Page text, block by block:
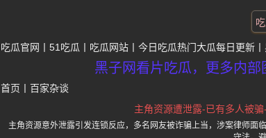
吃瓜官网 51吃瓜 吃瓜网站 今日吃瓜热门大瓜每日更新
黑子网看片吃瓜，更多内
首页 百家杂谈
主角资源遭泄露-已有多人被
主角资源意外泄露引发连锁反应，多名网友被诈骗上当，涉案律师